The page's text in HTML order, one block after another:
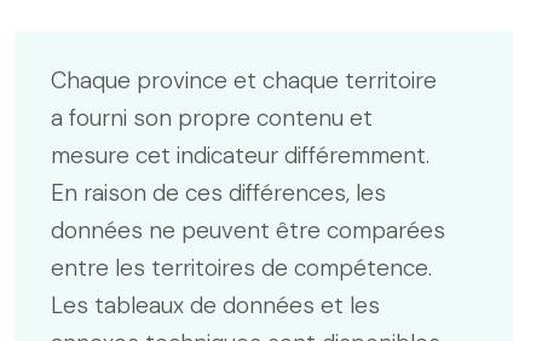
Chaque province et chaque territoire
a fourni son propre contenu et
mesure cet indicateur différemment.
En raison de ces différences, les
données ne peuvent être comparées
entre les territoires de compétence.
Les tableaux de données et les